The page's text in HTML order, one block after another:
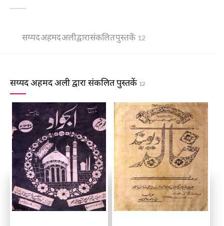
सय्यद अहमद अली द्वारा संकलित पुस्तकें 12
सय्यद अहमद अली द्वारा संकलित पुस्तकें 12